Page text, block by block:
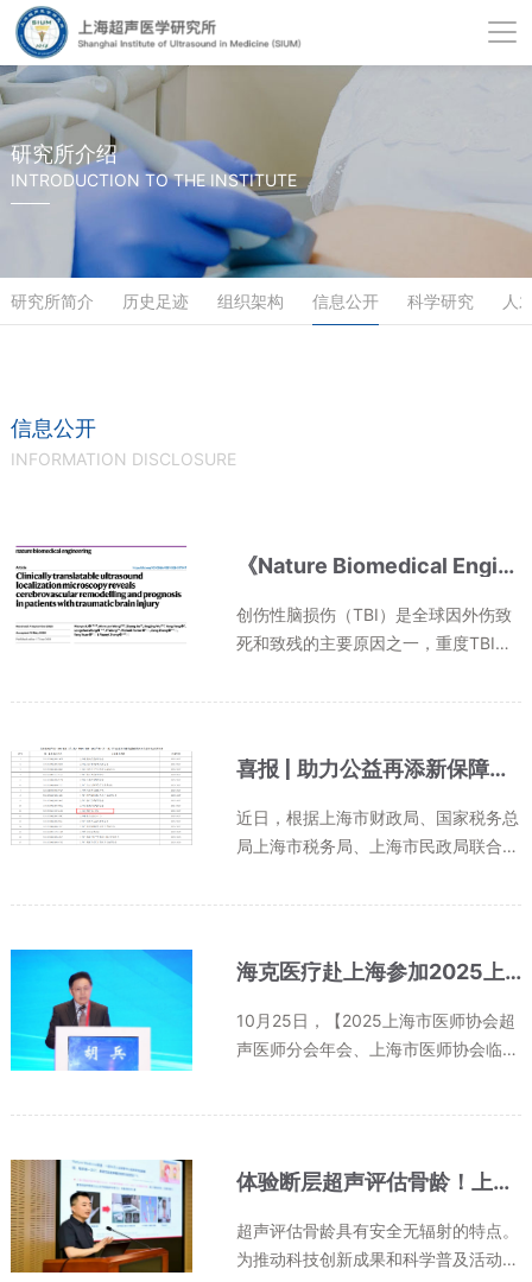
研究所介绍
INTRODUCTION TO THE INSTITUTE
研究所简介 历史足迹 组织架构 信息公开 科学研究 人
信息公开
INFORMATION DISCLOSURE
《Nature Biomedical Engineering》刊发上海交通大学医学院附属第六人民医院/上海超声医学研究所与上海科技大学联合研究成果：床旁超声定位显微镜实现脑微循环可视化，助力创伤性脑损伤精准评估与治疗
创伤性脑损伤（TBI）是全球因外伤致
死和致残的主要原因之一，重度TBI患
者中，颅内压（ICP）和脑灌注压（CP
这些宏观指标只能反映颅内压力的整体
状...
喜报 | 助力公益再添新保障！上海超声医学研究所获公益性捐赠税前扣除资格
近日，根据上海市财政局、国家税务总
局上海市税务局、上海市民政局联合发
超声医学研究所成功入选上海市2025
会组织捐赠税前扣除资格名单，这一喜
讯...
海克医疗赴上海参加2025上海市医师协会超声与临床工程协同创新大会
10月25日，【2025上海市医师协会超
声医师分会年会、上海市医师协会临床
超...
体验断层超声评估骨龄！上海六院邀青少年“解锁”中国超声诊断发源地新貌
超声评估骨龄具有安全无辐射的特点。
为推动科技创新成果和科学普及活动惠